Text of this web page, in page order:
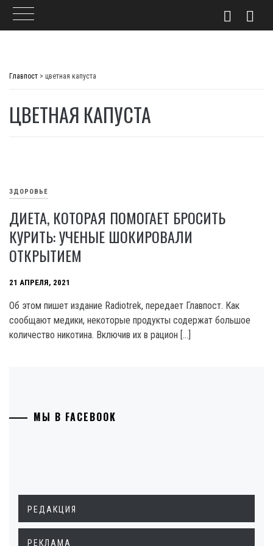
Главпост > цветная капуста
ЦВЕТНАЯ КАПУСТА
ЗДОРОВЬЕ
ДИЕТА, КОТОРАЯ ПОМОГАЕТ БРОСИТЬ
КУРИТЬ: УЧЕНЫЕ ШОКИРОВАЛИ
ОТКРЫТИЕМ
21 АПРЕЛЯ, 2021
Об этом пишет издание Radiotrek, передает Главпост. Как
сообщают медики, некоторые продукты содержат большое
количество никотина. Включив их в рацион […]
МЫ В FACEBOOK
РЕДАКЦИЯ
РЕКЛАМА